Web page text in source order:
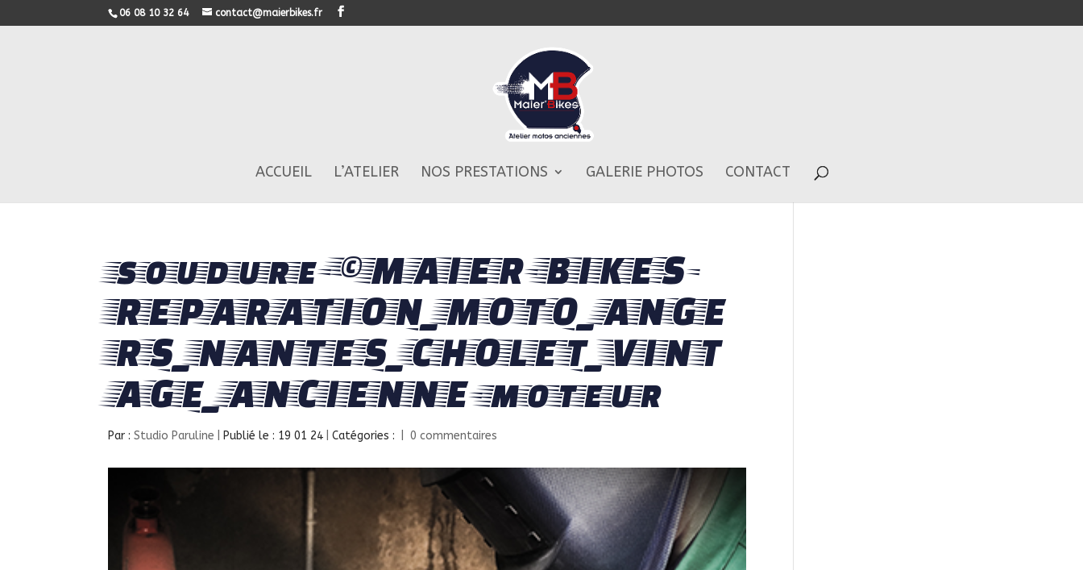
06 08 10 32 64 contact@maierbikes.fr
ACCUEIL L’ATELIER NOS PRESTATIONS GALERIE PHOTOS CONTACT
soudure-©MAIER-BIKES-
REPARATION_MOTO_ANGE
RS_NANTES_CHOLET_VINT
AGE_ANCIENNE-moteur
Par :Studio Paruline Publié le : 19 01 24 Catégories : 0 commentaires